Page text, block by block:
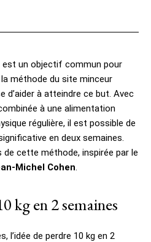
est un objectif commun pour
méthode du site minceur
d’aider à atteindre ce but. Avec
à une alimentation
régulière, il est possible de
en deux semaines.
cette méthode, inspirée par le
Michel Cohen.
kg en 2 semaines
l’idée de perdre 10 kg en 2